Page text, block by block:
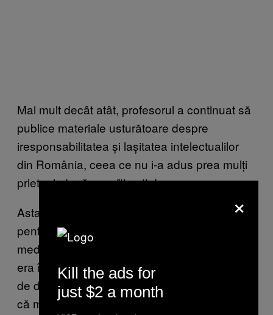
Mai mult decât atât, profesorul a continuat să
publice materiale usturătoare despre
iresponsabilitatea și lașitatea intelectualilor
din România, ceea ce nu i-a adus prea mulți
prieteni, după cum îți poți da seama.
Asta a complicat mult investigațiile FBI-ului,
pentru că pe cât de admirat era Culianu în
mediul academic american, pe atât de urât
era în cercurile celor care se simțeau lezați
de demersurile sale anticomuniste și pentru
că milita pentru schimbarea de regim,
×
Kill the ads for
just $2 a month